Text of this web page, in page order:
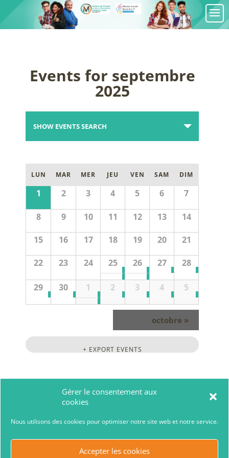
Gérer le consentement aux
cookies
Nous utilisons des cookies pour optimiser notre site web et notre service.
Accepter les cookies
Events for septembre
2025
Events
Search
Views
SHOW EVENTS SEARCH
Calendar
of
Events
Calendar
Events
LUN MAR MER JEU VEN SAM DIM
1 2 3 4 5 6 7
8 9 10 11 12 13 14
15 16 17 18 19 20 21
22 23 24 25 26 27 28
29 30 1 2 3 4 5
octobre »
+ EXPORT EVENTS